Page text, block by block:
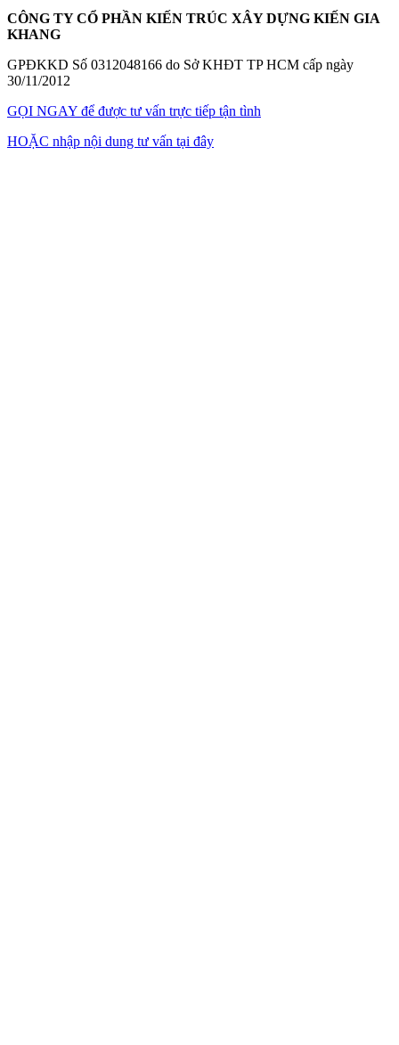
CÔNG TY CỔ PHẦN KIẾN TRÚC XÂY DỰNG KIẾN GIA
KHANG
GPĐKKD Số 0312048166 do Sở KHĐT TP HCM cấp ngày
30/11/2012
GỌI NGAY để được tư vấn trực tiếp tận tình
HOẶC nhập nội dung tư vấn tại đây